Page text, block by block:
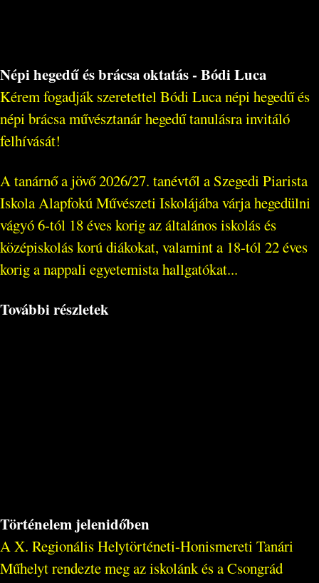
Népi hegedű és brácsa oktatás - Bódi Luca
Kérem fogadják szeretettel Bódi Luca népi hegedű és
népi brácsa művésztanár hegedű tanulásra invitáló
felhívását!
A tanárnő a jövő 2026/27. tanévtől a Szegedi Piarista
Iskola Alapfokú Művészeti Iskolájába várja hegedülni
vágyó 6-tól 18 éves korig az általános iskolás és
középiskolás korú diákokat, valamint a 18-tól 22 éves
korig a nappali egyetemista hallgatókat...
További részletek
Történelem jelenidőben
A X. Regionális Helytörténeti-Honismereti Tanári
Műhelyt rendezte meg az iskolánk és a Csongrád